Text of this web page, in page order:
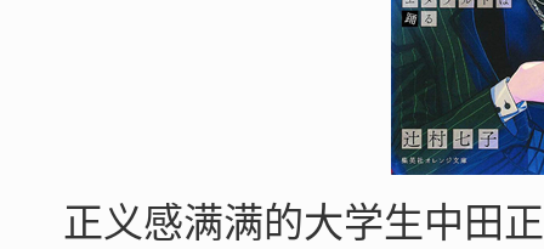
正义感满满的大学生中田